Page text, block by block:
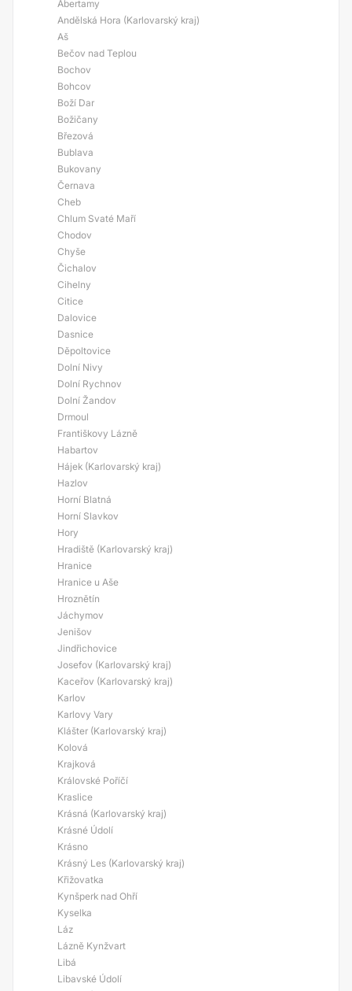
Abertamy
Andělská Hora (Karlovarský kraj)
Aš
Bečov nad Teplou
Bochov
Bohcov
Boží Dar
Božičany
Březová
Bublava
Bukovany
Černava
Cheb
Chlum Svaté Maří
Chodov
Chyše
Čichalov
Cihelny
Citice
Dalovice
Dasnice
Děpoltovice
Dolní Nivy
Dolní Rychnov
Dolní Žandov
Drmoul
Františkovy Lázně
Habartov
Hájek (Karlovarský kraj)
Hazlov
Horní Blatná
Horní Slavkov
Hory
Hradiště (Karlovarský kraj)
Hranice
Hranice u Aše
Hroznětín
Jáchymov
Jenišov
Jindřichovice
Josefov (Karlovarský kraj)
Kaceřov (Karlovarský kraj)
Karlov
Karlovy Vary
Klášter (Karlovarský kraj)
Kolová
Krajková
Královské Poříčí
Kraslice
Krásná (Karlovarský kraj)
Krásné Údolí
Krásno
Krásný Les (Karlovarský kraj)
Křižovatka
Kynšperk nad Ohří
Kyselka
Láz
Lázně Kynžvart
Libá
Libavské Údolí